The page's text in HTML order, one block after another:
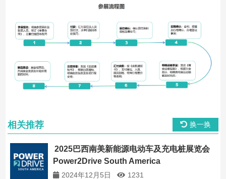
相关推荐 换一换
2025巴西南美新能源电动车及充电桩展览会
Power2Drive South America
2024年12月5日
1231